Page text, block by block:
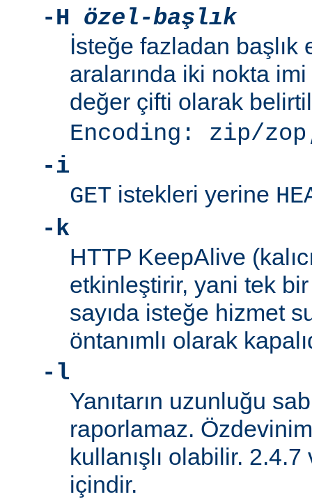
-H özel-başlık
İsteğe fazladan başlık
aralarında iki nokta
değer çifti olarak
Encoding: zip/
-i
GET istekleri yerine
-k
HTTP KeepAlive
etkinleştirir, yani tek
sayıda isteğe hizmet
öntanımlı olarak
-l
Yanıtarın uzunluğu
raporlamaz.
kullanışlı olabilir.
içindir.